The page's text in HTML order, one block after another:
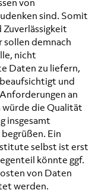
von
sind. Somit
Zuverlässigkeit
demnach
nicht
Daten zu liefern,
und
an
die Qualität
insgesamt
Ein
selbst ist erst
könnte ggf.
von Daten
werden.​